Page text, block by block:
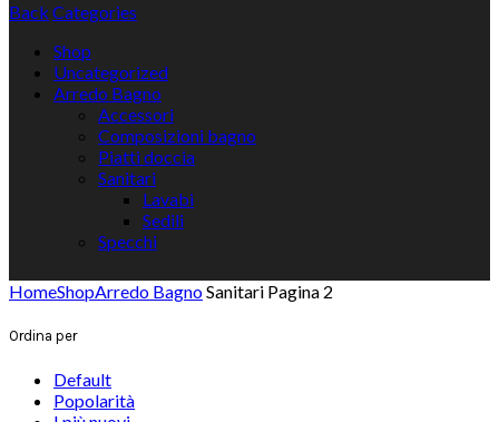
Back Categories
Shop
Uncategorized
Arredo Bagno
Accessori
Composizioni bagno
Piatti doccia
Sanitari
Lavabi
Sedili
Specchi
HomeShopArredo BagnoSanitari Pagina 2
Ordina per
Default
Popolarità